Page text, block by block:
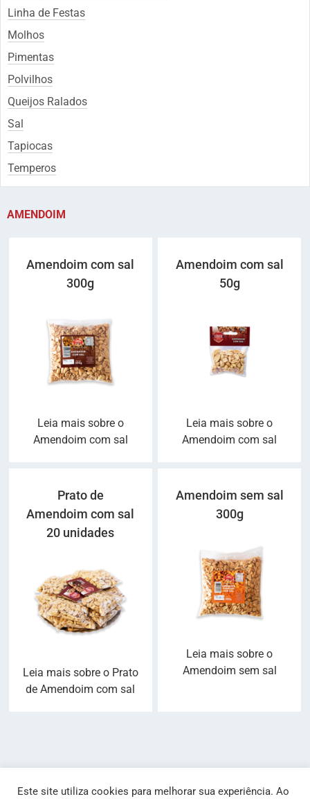
Linha de Festas
Molhos
Pimentas
Polvilhos
Queijos Ralados
Sal
Tapiocas
Temperos
AMENDOIM
Amendoim com sal
300g
Leia mais sobre o
Amendoim com sal
Amendoim com sal
50g
Leia mais sobre o
Amendoim com sal
Prato de
Amendoim com sal
20 unidades
Leia mais sobre o Prato
de Amendoim com sal
Amendoim sem sal
300g
Leia mais sobre o
Amendoim sem sal
Este site utiliza cookies para melhorar sua experiência. Ao